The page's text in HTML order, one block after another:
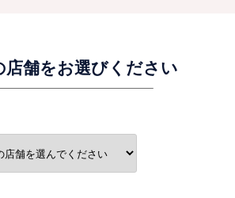
店舗をお選びください